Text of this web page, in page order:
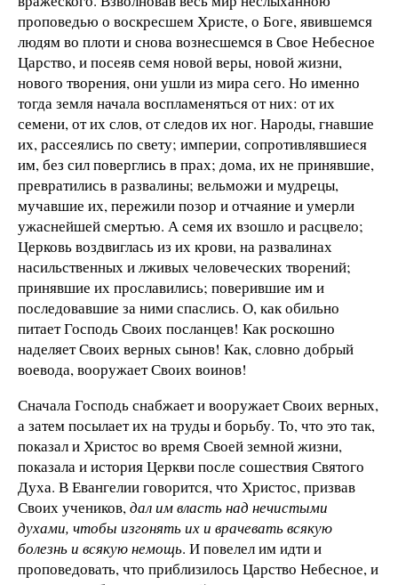
проповедью о воскресшем Христе, о Боге, явившемся
людям во плоти и снова вознесшемся в Свое Небесное
Царство, и посеяв семя новой веры, новой жизни,
нового творения, они ушли из мира сего. Но именно
тогда земля начала воспламеняться от них: от их
семени, от их слов, от следов их ног. Народы, гнавшие
их, рассеялись по свету; империи, сопротивлявшиеся
им, без сил поверглись в прах; дома, их не принявшие,
превратились в развалины; вельможи и мудрецы,
мучавшие их, пережили позор и отчаяние и умерли
ужаснейшей смертью. А семя их взошло и расцвело;
Церковь воздвиглась из их крови, на развалинах
насильственных и лживых человеческих творений;
принявшие их прославились; поверившие им и
последовавшие за ними спаслись. О, как обильно
питает Господь Своих посланцев! Как роскошно
наделяет Своих верных сынов! Как, словно добрый
воевода, вооружает Своих воинов!
Сначала Господь снабжает и вооружает Своих верных,
а затем посылает их на труды и борьбу. То, что это так,
показал и Христос во время Своей земной жизни,
показала и история Церкви после сошествия Святого
Духа. В Евангелии говорится, что Христос, призвав
Своих учеников,дал им власть над нечистыми
духами, чтобы изгонять их и врачевать всякую
болезнь и всякую немощь. И повелел им идти и
проповедовать, что приблизилось Царство Небесное, и